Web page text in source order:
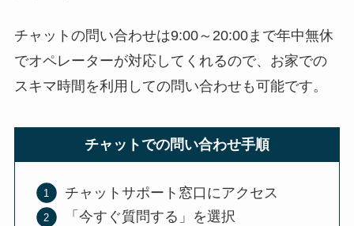
チャットの問い合わせは9:00～20:00まで年中無休
でオペレーターが対応してくれるので、お家での
スキマ時間を利用しての問い合わせも可能です。
チャットでの問い合わせ手順
チャットサポート窓口にアクセス
「今すぐ質問する」を選択